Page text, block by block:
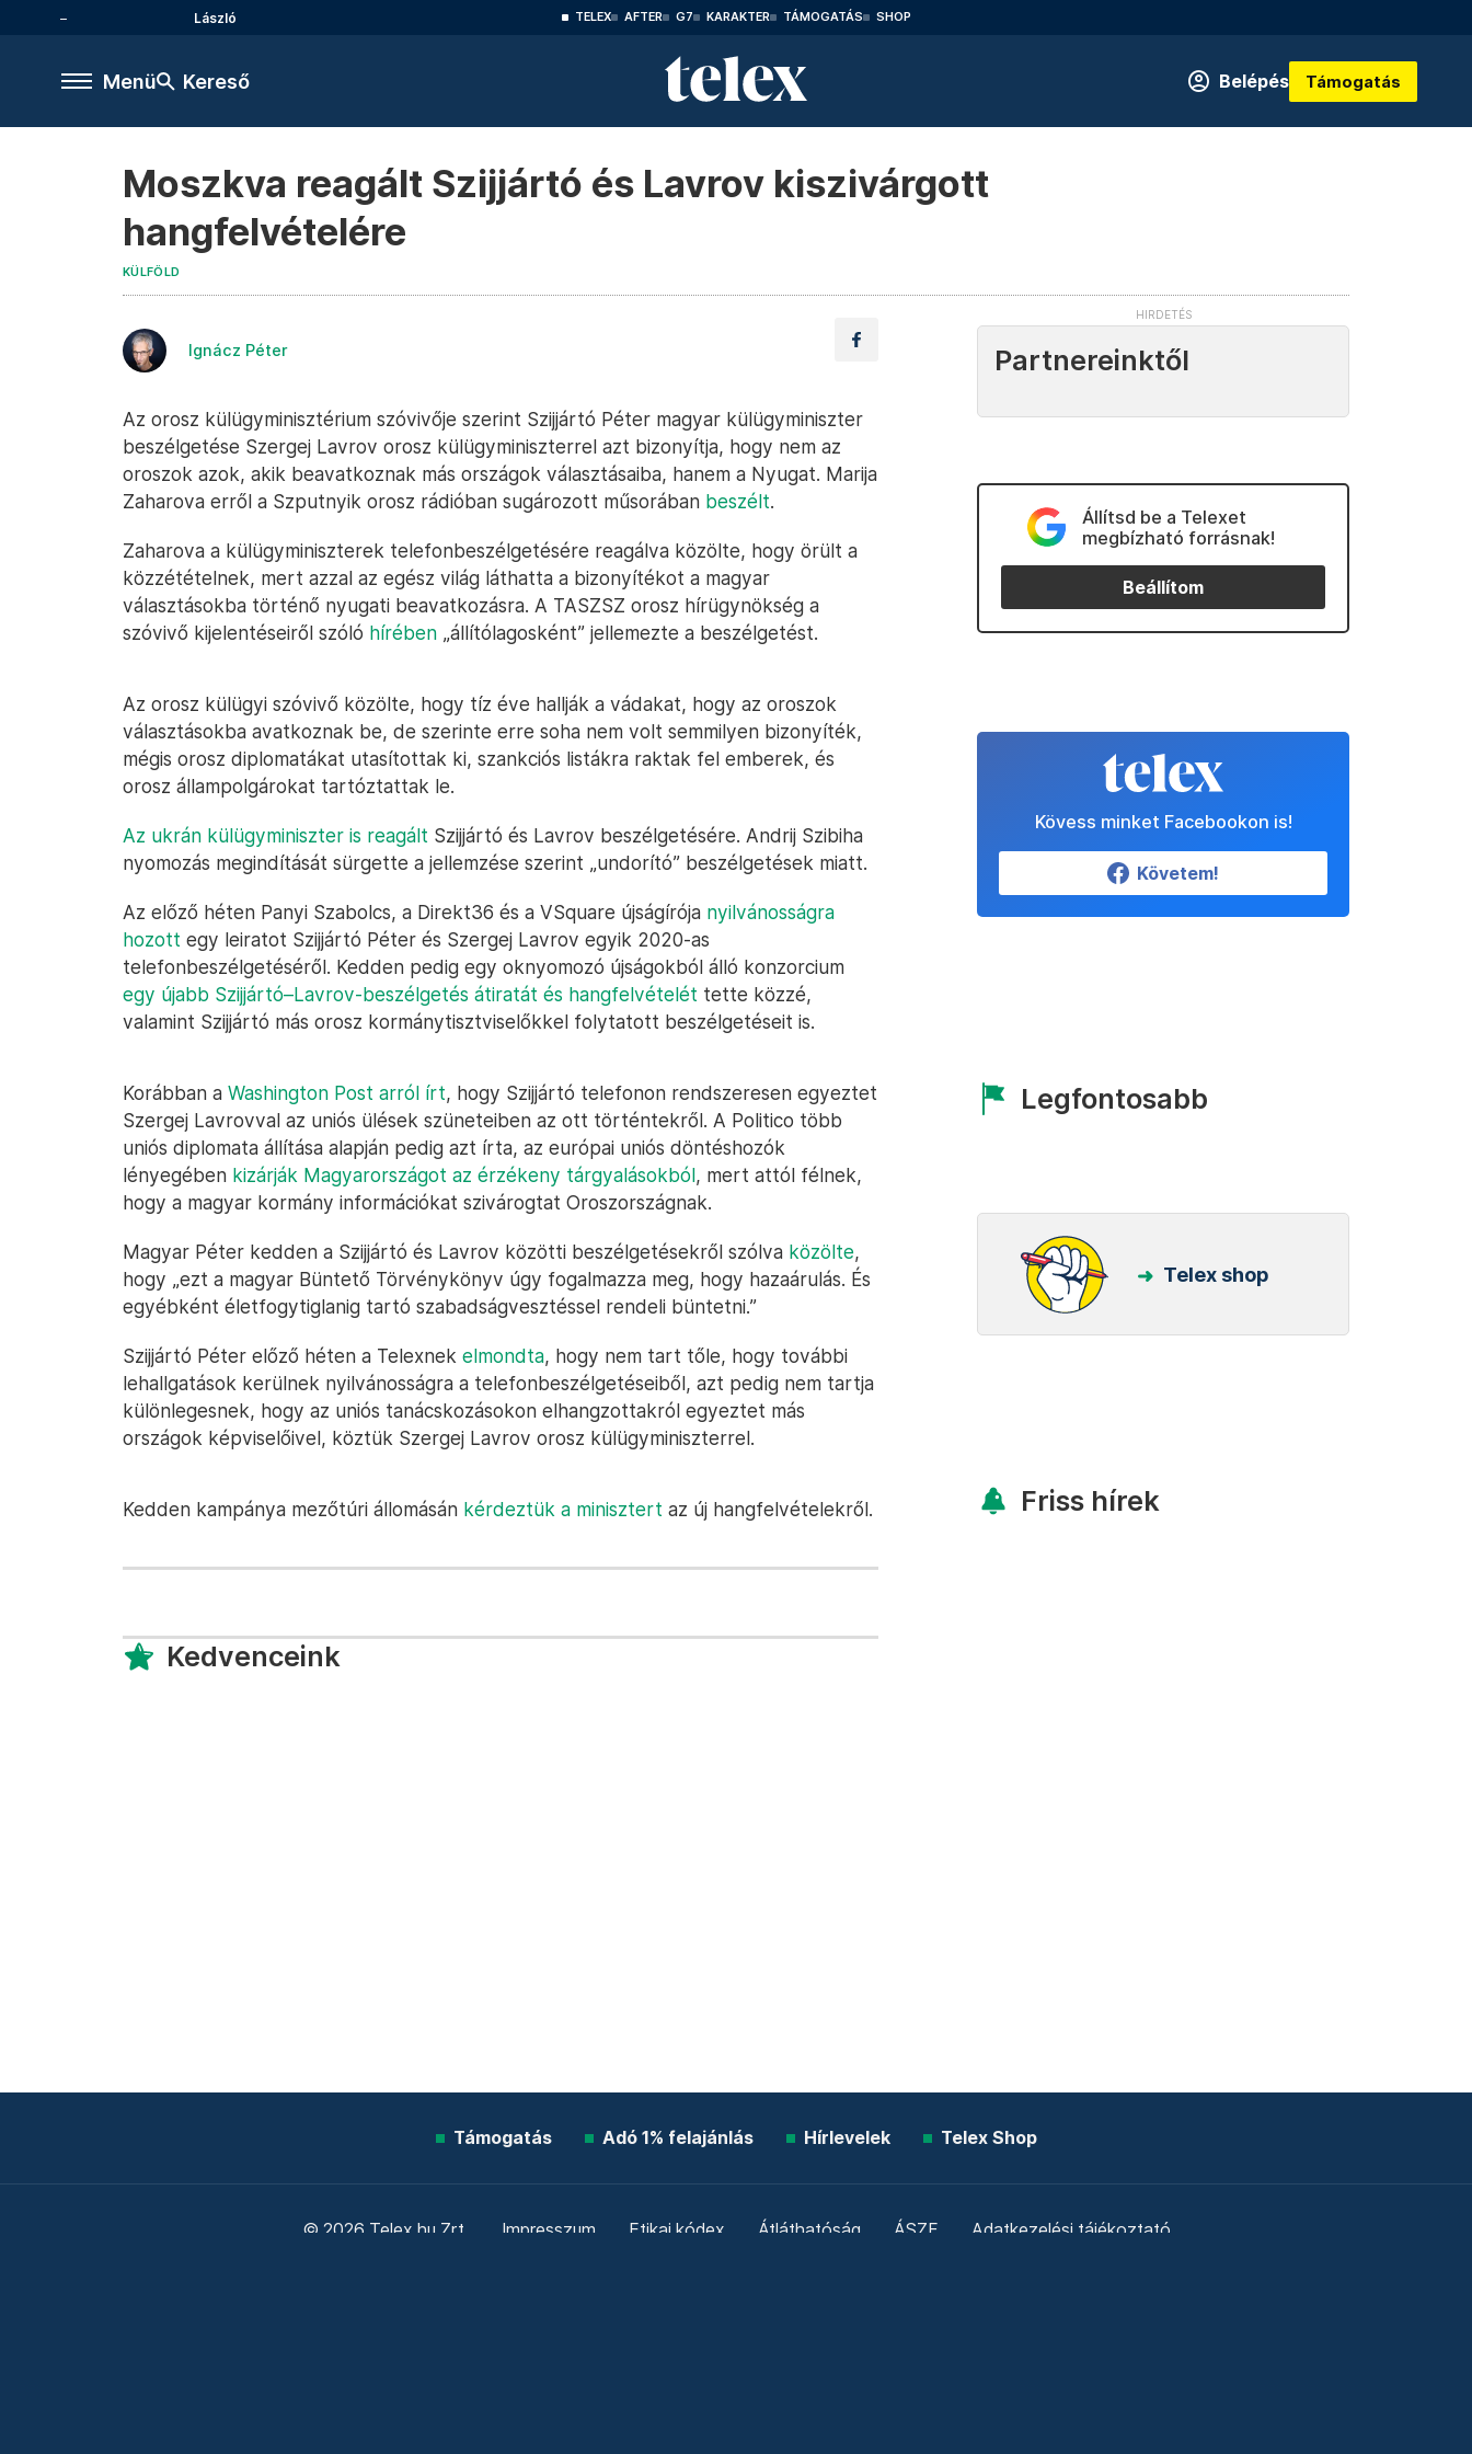
László TELEX AFTER G7 KARAKTER TÁMOGATÁS SHOP
Menü Kereső Belépés Támogatás
Moszkva reagált Szijjártó és Lavrov kiszivárgott
hangfelvételére
KÜLFÖLD
Ignácz Péter
Az orosz külügyminisztérium szóvivője szerint Szijjártó Péter magyar külügyminiszter
beszélgetése Szergej Lavrov orosz külügyminiszterrel azt bizonyítja, hogy nem az
oroszok azok, akik beavatkoznak más országok választásaiba, hanem a Nyugat. Marija
Zaharova erről a Szputnyik orosz rádióban sugározott műsorában beszélt.
Zaharova a külügyminiszterek telefonbeszélgetésére reagálva közölte, hogy örült a
közzétételnek, mert azzal az egész világ láthatta a bizonyítékot a magyar
választásokba történő nyugati beavatkozásra. A TASZSZ orosz hírügynökség a
szóvivő kijelentéseiről szóló hírében „állítólagosként” jellemezte a beszélgetést.
Az orosz külügyi szóvivő közölte, hogy tíz éve hallják a vádakat, hogy az oroszok
választásokba avatkoznak be, de szerinte erre soha nem volt semmilyen bizonyíték,
mégis orosz diplomatákat utasítottak ki, szankciós listákra raktak fel emberek, és
orosz állampolgárokat tartóztattak le.
Az ukrán külügyminiszter is reagált Szijjártó és Lavrov beszélgetésére. Andrij Szibiha
nyomozás megindítását sürgette a jellemzése szerint „undorító” beszélgetések miatt.
Az előző héten Panyi Szabolcs, a Direkt36 és a VSquare újságírója nyilvánosságra
hozott egy leiratot Szijjártó Péter és Szergej Lavrov egyik 2020-as
telefonbeszélgetéséről. Kedden pedig egy oknyomozó újságokból álló konzorcium
egy újabb Szijjártó–Lavrov-beszélgetés átiratát és hangfelvételét tette közzé,
valamint Szijjártó más orosz kormánytisztviselőkkel folytatott beszélgetéseit is.
Korábban a Washington Post arról írt, hogy Szijjártó telefonon rendszeresen egyeztet
Szergej Lavrovval az uniós ülések szüneteiben az ott történtekről. A Politico több
uniós diplomata állítása alapján pedig azt írta, az európai uniós döntéshozók
lényegében kizárják Magyarországot az érzékeny tárgyalásokból, mert attól félnek,
hogy a magyar kormány információkat szivárogtat Oroszországnak.
Magyar Péter kedden a Szijjártó és Lavrov közötti beszélgetésekről szólva közölte,
hogy „ezt a magyar Büntető Törvénykönyv úgy fogalmazza meg, hogy hazaárulás. És
egyébként életfogytiglanig tartó szabadságvesztéssel rendeli büntetni.”
Szijjártó Péter előző héten a Telexnek elmondta, hogy nem tart tőle, hogy további
lehallgatások kerülnek nyilvánosságra a telefonbeszélgetéseiből, azt pedig nem tartja
különlegesnek, hogy az uniós tanácskozásokon elhangzottakról egyeztet más
országok képviselőivel, köztük Szergej Lavrov orosz külügyminiszterrel.
Kedden kampánya mezőtúri állomásán kérdeztük a minisztert az új hangfelvételekről.
Kedvenceink
Partnereinktől
Állítsd be a Telexet
megbízható forrásnak!
Beállítom
Kövess minket Facebookon is!
Követem!
Legfontosabb
Telex shop
Friss hírek
Támogatás Adó 1% felajánlás Hírlevelek Telex Shop
© 2026 Telex.hu Zrt. Impresszum Etikai kódex Átláthatóság ÁSZF Adatkezelési tájékoztató